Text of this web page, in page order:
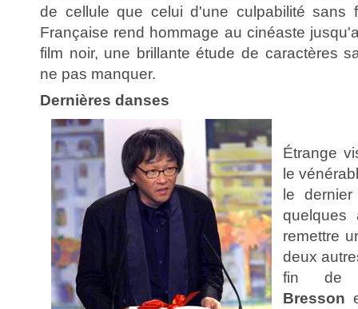
de cellule que celui d'une culpabilité sans
Française rend hommage au cinéaste
film noir, une brillante étude de caractères
ne pas manquer.
Dernières danses
Étrange
le
le
quelques
remettre
deux
fin de
Bresson